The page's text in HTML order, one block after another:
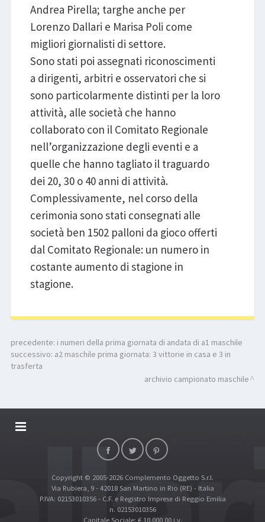
Andrea Pirella; targhe anche per
Lorenzo Dallari e Marisa Poli come
migliori giornalisti di settore.
Sono stati poi assegnati riconoscimenti
a dirigenti, arbitri e osservatori che si
sono particolarmente distinti per la loro
attività, alle società che hanno
collaborato con il Comitato Regionale
nell’organizzazione degli eventi e a
quelle che hanno tagliato il traguardo
dei 20, 30 o 40 anni di attività.
Complessivamente, nel corso della
cerimonia sono stati consegnati alle
società ben 1502 palloni da gioco offerti
dal Comitato Regionale: un numero in
costante aumento di stagione in
stagione.
precedente: i numeri della prima giornata di andata di a1 maschile
successivo: a2 maschile prima giornata: 3 vittorie in casa e 3 in
trasferta
archivio campionato maschile
DALLARIVOLLEY SOSTIENE
TOP RICERCHE
SITE MAP
Copyright © 2005-2026 Complemento Oggetto S.r.l.
Via Rubiera, 9 - 42018 San Martino in Rio (RE) - Italia
P.IVA: 02153010356 - C.F. e Registro Imprese di Reggio Emilia
n. 02153010356
Capitale Sociale: € 10.000,00 i.v.